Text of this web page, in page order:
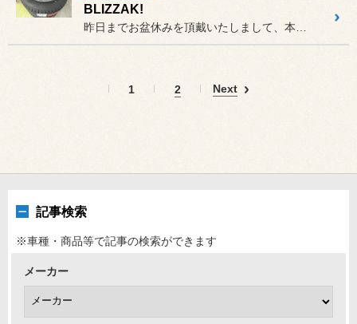
BLIZZAK!
1 2 Next
記事検索
※車種・商品等で記事の検索ができます
メーカー